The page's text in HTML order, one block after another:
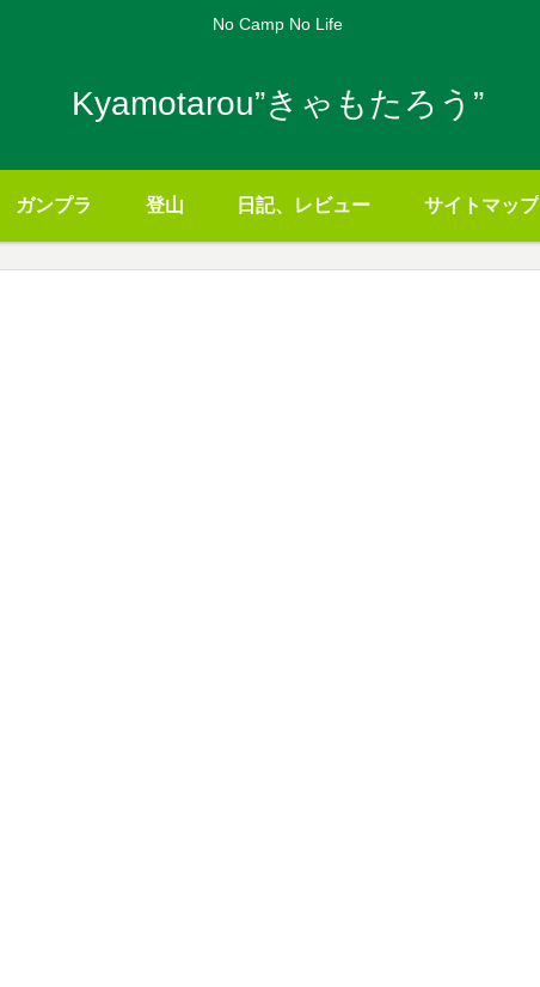
No Camp No Life
Kyamotarou”きゃもたろう”
ガンプラ 登山 日記、レビュー サイトマップ